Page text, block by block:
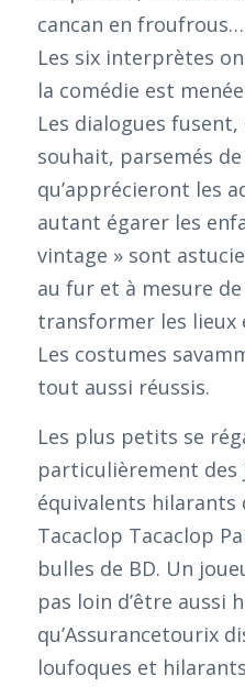
cancan en froufrous…
Les six interprètes
la comédie est
Les dialogues
souhait, parsemés
qu’apprécieront les
autant égarer les
vintage » sont
au fur et à mesure
transformer les lieux
Les costumes
tout aussi réussis.
Les plus petits se
particulièrement des
équivalents hilarants
Tacaclop Tacaclop
bulles de BD. Un
pas loin d’être aussi
qu’Assurancetourix
loufoques et